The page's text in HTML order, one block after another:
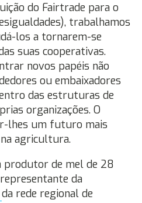
do Fairtrade para o
trabalhamos
los a tornarem-se
suas cooperativas.
novos papéis não
ou embaixadores
das estruturas de
organizações. O
lhes um futuro mais
agricultura.
produtor de mel de 28
da
da rede regional de